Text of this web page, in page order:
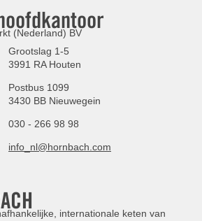
(Nederland) BV
Grootslag 1-5
3991 RA Houten
Postbus 1099
3430 BB Nieuwegein
030 - 266 98 98
info_nl@hornbach.com
internationale keten van